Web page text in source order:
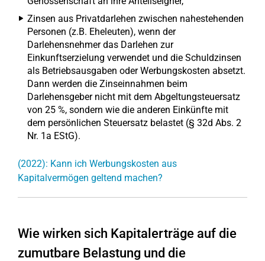
Zinsen aus Privatdarlehen zwischen nahestehenden
Personen (z.B. Eheleuten), wenn der
Darlehensnehmer das Darlehen zur
Einkunftserzielung verwendet und die Schuldzinsen
als Betriebsausgaben oder Werbungskosten absetzt.
Dann werden die Zinseinnahmen beim
Darlehensgeber nicht mit dem Abgeltungsteuersatz
von 25 %, sondern wie die anderen Einkünfte mit
dem persönlichen Steuersatz belastet (§ 32d Abs. 2
Nr. 1a EStG).
(2022): Kann ich Werbungskosten aus
Kapitalvermögen geltend machen?
Wie wirken sich Kapitalerträge auf die
zumutbare Belastung und die